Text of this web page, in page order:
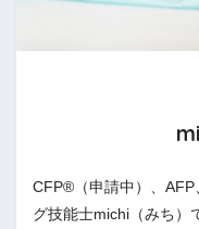
CFP®（申請中）、
グ技能士michi（みち）